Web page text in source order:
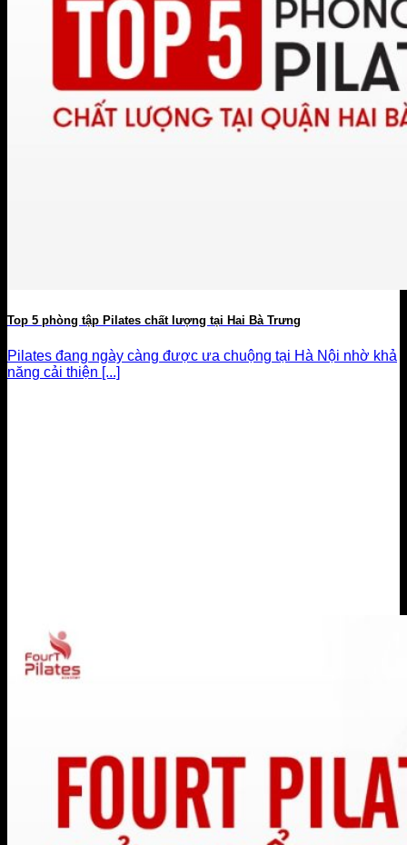
Top 5 phòng tập Pilates chất lượng tại Hai Bà Trưng
Pilates đang ngày càng được ưa chuộng tại Hà Nội nhờ khả
năng cải thiện [...]